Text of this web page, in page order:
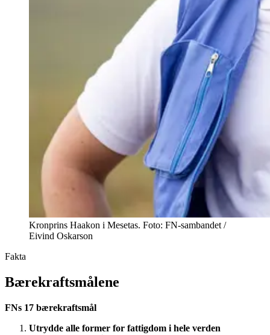
Kronprins Haakon i Mesetas. Foto: FN-sambandet /
Eivind Oskarson
Fakta
Bærekraftsmålene
FNs 17 bærekraftsmål
Utrydde alle former for fattigdom i hele verden